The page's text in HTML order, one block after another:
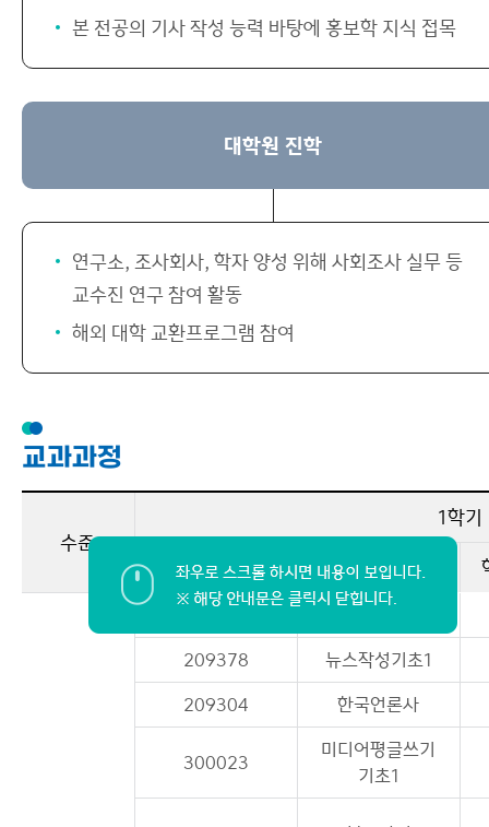
본 전공의 기사 작성 능력 바탕에 홍보학 지식 접목
대학원 진학
연구소, 조사회사, 학자 양성 위해 사회조사 실무 등
교수진 연구 참여 활동
해외 대학 교환프로그램 참여
교과과정
수준
1학기
교과목 번호
과목명
209378
뉴스작성기초1
209304
한국언론사
300023
미디어평글쓰기
기초1